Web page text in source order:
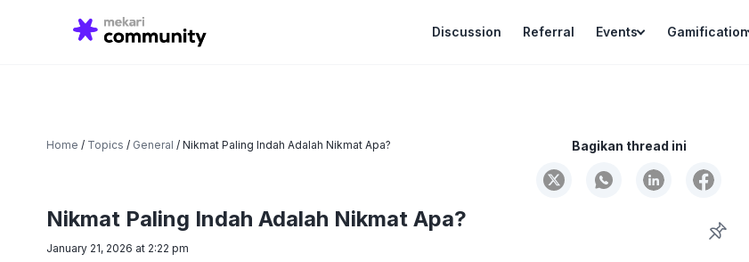
Discussion Referral Events Gamification
for:
Home / Topics / General / Nikmat Paling Indah Adalah Nikmat Apa? Bagikan thread ini
Nikmat Paling Indah Adalah Nikmat Apa?
January 21, 2026 at 2:22 pm